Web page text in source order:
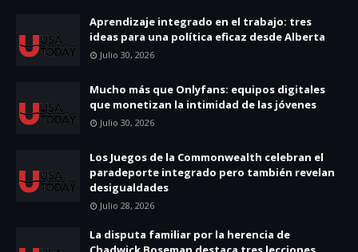
Aprendizaje integrado en el trabajo: tres
ideas para una política eficaz desde Alberta
Julio 30, 2026
Mucho más que Onlyfans: equipos digitales
que monetizan la intimidad de las jóvenes
Julio 30, 2026
Los Juegos de la Commonwealth celebran el
paradeporte integrado pero también revelan
desigualdades
Julio 28, 2026
La disputa familiar por la herencia de